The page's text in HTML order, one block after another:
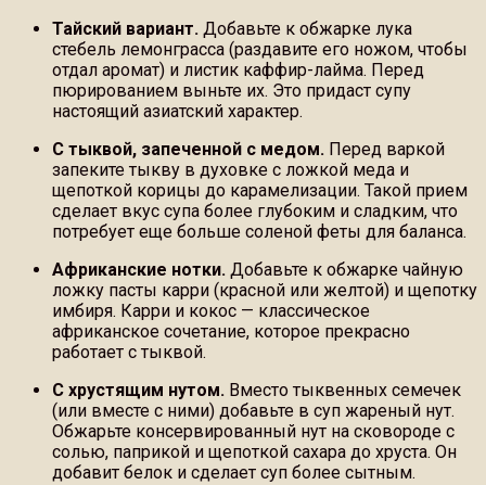
Тайский вариант. Добавьте к обжарке лука
стебель лемонграсса (раздавите его ножом, чтобы
отдал аромат) и листик каффир-лайма. Перед
пюрированием выньте их. Это придаст супу
настоящий азиатский характер.
С тыквой, запеченной с медом. Перед варкой
запеките тыкву в духовке с ложкой меда и
щепоткой корицы до карамелизации. Такой прием
сделает вкус супа более глубоким и сладким, что
потребует еще больше соленой феты для баланса.
Африканские нотки. Добавьте к обжарке чайную
ложку пасты карри (красной или желтой) и щепотку
имбиря. Карри и кокос — классическое
африканское сочетание, которое прекрасно
работает с тыквой.
С хрустящим нутом. Вместо тыквенных семечек
(или вместе с ними) добавьте в суп жареный нут.
Обжарьте консервированный нут на сковороде с
солью, паприкой и щепоткой сахара до хруста. Он
добавит белок и сделает суп более сытным.